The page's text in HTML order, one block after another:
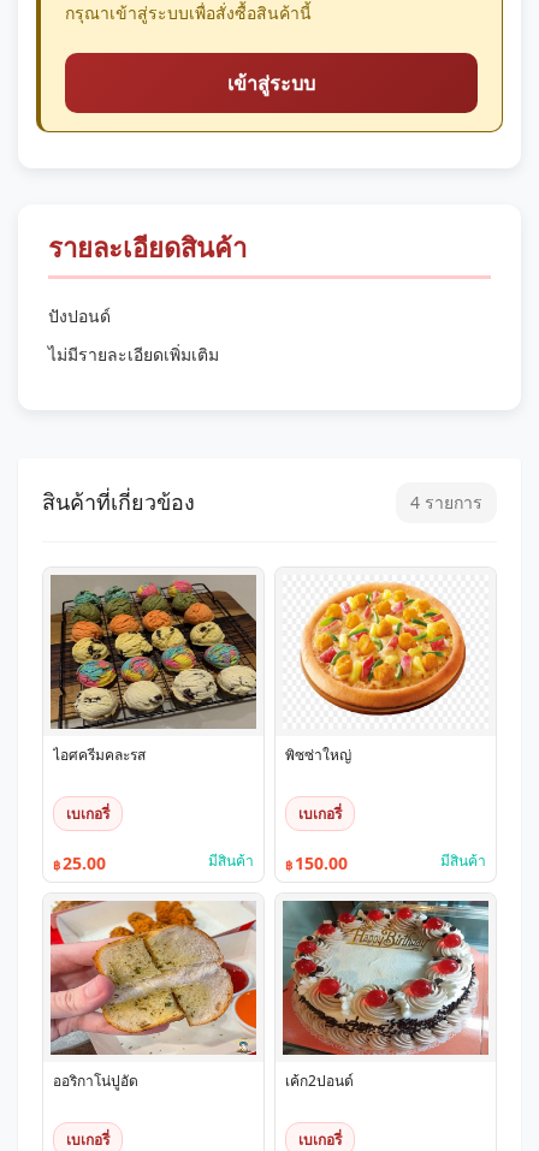
กรุณาเข้าสู่ระบบเพื่อสั่งซื้อสินค้านี้
เข้าสู่ระบบ
รายละเอียดสินค้า
ปังปอนด์
ไม่มีรายละเอียดเพิ่มเติม
สินค้าที่เกี่ยวข้อง 4 รายการ
ไอศครีมคละรส
เบเกอรี่
฿25.00 มีสินค้า
พิซซ่าใหญ่
เบเกอรี่
฿ 150.00 มีสินค้า
ออริกาโน่ปูอัด
เบเกอรี่
เค้ก2ปอนด์
เบเกอรี่